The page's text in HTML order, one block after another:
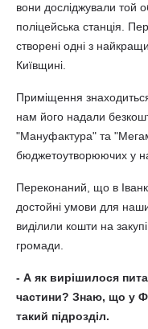
вони досліджували той
поліцейська станція.
створені одні з
Київщині.
Приміщення
нам його надали
"Мануфактура" та
бюджетоутворюючих у
Переконаний, що в
достойні умови для
виділили кошти на
громади.
- А як вирішилося
частини? Знаю, що у
такий підрозділ.